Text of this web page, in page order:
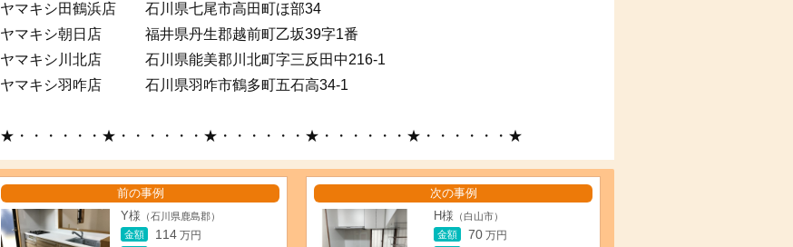
ヤマキシ田鶴浜店 石川県七尾市高田町ほ部34
ヤマキシ朝日店 福井県丹生郡越前町乙坂39字1番
ヤマキシ川北店 石川県能美郡川北町字三反田中216-1
ヤマキシ羽咋店 石川県羽咋市鶴多町五石高34-1
★・・・・・・★・・・・・・★・・・・・・★・・・・・・★・・・・・・★
前の事例
Y様 （石川県鹿島郡）
金額
114 万円
次の事例
H様 （白山市）
金額
70 万円